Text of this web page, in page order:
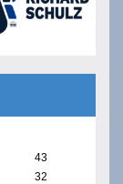
43
32